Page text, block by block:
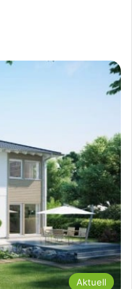
Aktuell